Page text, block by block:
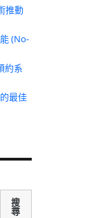
推動
(No-
約系
最佳
搜
尋